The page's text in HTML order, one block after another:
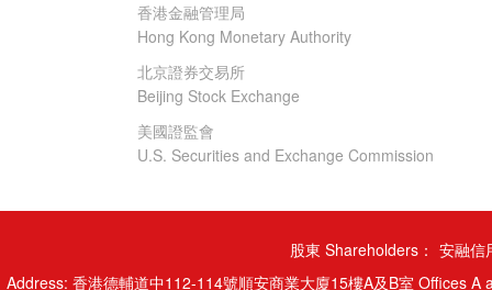
香港金融管理局
Hong Kong Monetary Authority
北京證券交易所
Beijing Stock Exchange
美國證監會
U.S. Securities and Exchange Commission
股東 Shareholders： 安融信
Address: 香港德輔道中112-114號順安商業大廈15樓A及B室 Offices